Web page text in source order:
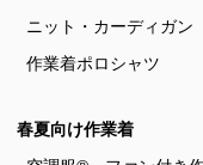
ニット・カーディガン
作業着ポロシャツ
春夏向け作業着